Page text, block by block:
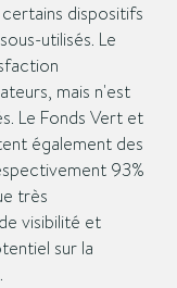
dispositifs
utilisés. Le
mais n'est
Le Fonds Vert et
également des
93%
très
visibilité et
sur la